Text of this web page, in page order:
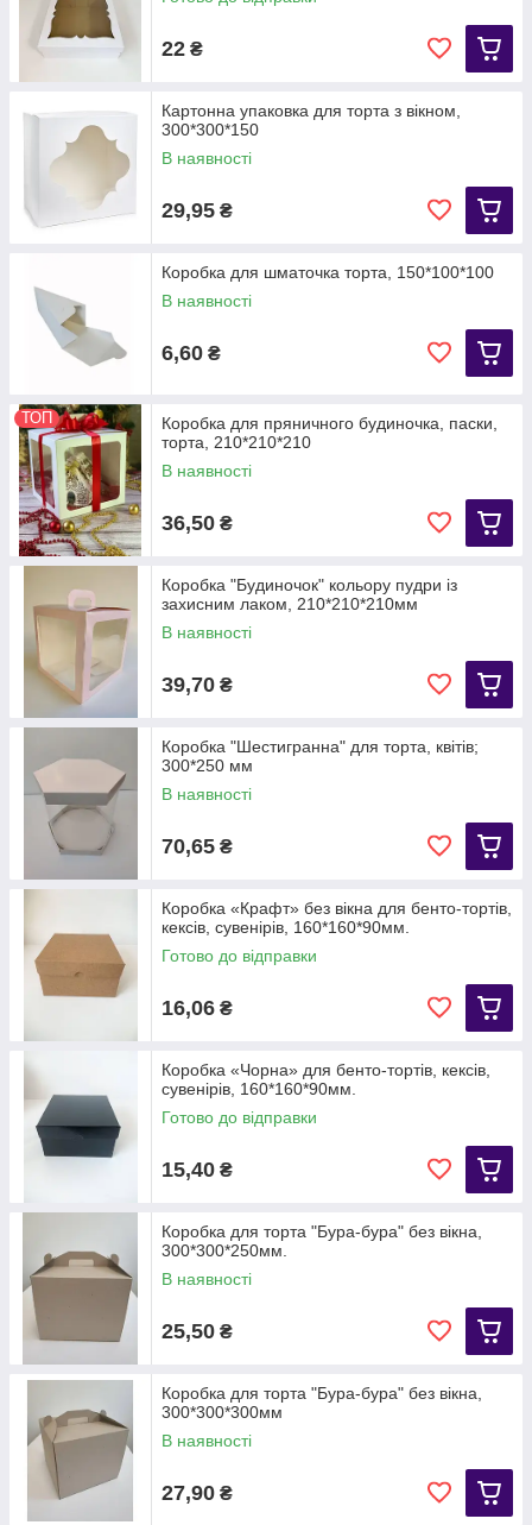
22 ₴
Картонна упаковка для торта з вікном,
300*300*150
В наявності
29,95 ₴
Коробка для шматочка торта, 150*100*100
В наявності
6,60 ₴
ТОП
Коробка для пряничного будиночка, паски,
торта, 210*210*210
В наявності
36,50 ₴
Коробка "Будиночок" кольору пудри із
захисним лаком, 210*210*210мм
В наявності
39,70 ₴
Коробка "Шестигранна" для торта, квітів;
300*250 мм
В наявності
70,65 ₴
Коробка «Крафт» без вікна для бенто-тортів,
кексів, сувенірів, 160*160*90мм.
Готово до відправки
16,06 ₴
Коробка «Чорна» для бенто-тортів, кексів,
сувенірів, 160*160*90мм.
Готово до відправки
15,40 ₴
Коробка для торта "Бура-бура" без вікна,
300*300*250мм.
В наявності
25,50 ₴
Коробка для торта "Бура-бура" без вікна,
300*300*300мм
В наявності
27,90 ₴